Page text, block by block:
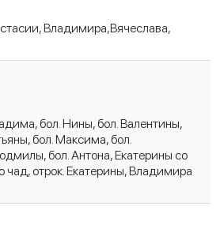
Владимира,Вячеслава,
бол. Нины, бол. Валентины,
бол. Максима, бол.
бол. Антона, Екатерины со
чад, отрок. Екатерины, Владимира